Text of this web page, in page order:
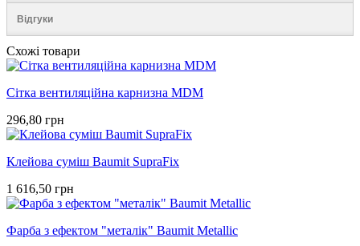
Відгуки
Схожі товари
Сітка вентиляційна карнизна MDM
296,80 грн
Клейова суміш Baumit SupraFix
1 616,50 грн
Фарба з ефектом "металік" Baumit Metallic